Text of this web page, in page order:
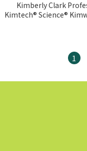
Kimberly Clark
Kimtech® Science® Kimwipes®
1